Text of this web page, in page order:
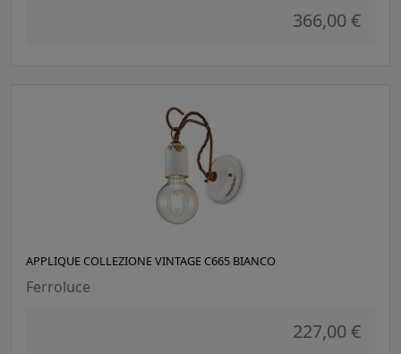
366,00 €
APPLIQUE COLLEZIONE VINTAGE C665 BIANCO
Ferroluce
227,00 €